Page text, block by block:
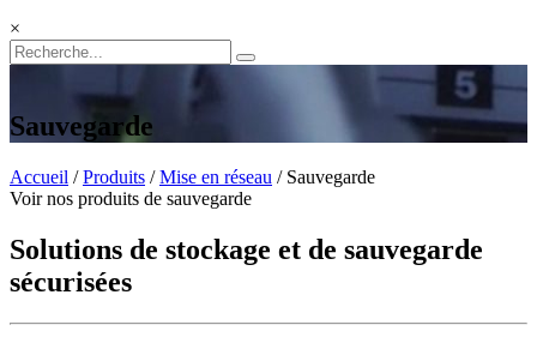
×
Sauvegarde
Accueil /Produits /Mise en réseau / Sauvegarde
Voir nos produits de sauvegarde
Solutions de stockage et de sauvegarde
sécurisées